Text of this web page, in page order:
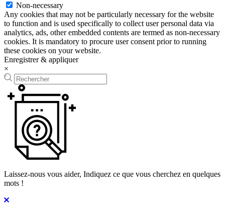
Non-necessary
Any cookies that may not be particularly necessary for the website
to function and is used specifically to collect user personal data via
analytics, ads, other embedded contents are termed as non-necessary
cookies. It is mandatory to procure user consent prior to running
these cookies on your website.
Enregistrer & appliquer
×
Laissez-nous vous aider, Indiquez ce que vous cherchez en quelques
mots !